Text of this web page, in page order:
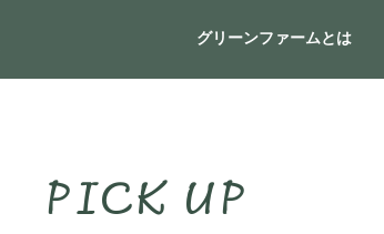
グリーンファームとは
PICK UP